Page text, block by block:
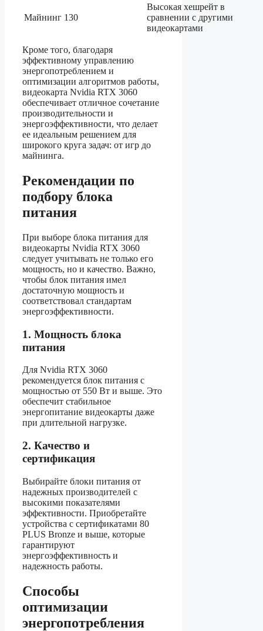
Майнинг 130
Высокая хешрейт в
сравнении с другими
видеокартами
Кроме того, благодаря
эффективному управлению
энергопотреблением и
оптимизации алгоритмов работы,
видеокарта Nvidia RTX 3060
обеспечивает отличное сочетание
производительности и
энергоэффективности, что делает
ее идеальным решением для
широкого круга задач: от игр до
майнинга.
Рекомендации по
подбору блока
питания
При выборе блока питания для
видеокарты Nvidia RTX 3060
следует учитывать не только его
мощность, но и качество. Важно,
чтобы блок питания имел
достаточную мощность и
соответствовал стандартам
энергоэффективности.
1. Мощность блока
питания
Для Nvidia RTX 3060
рекомендуется блок питания с
мощностью от 550 Вт и выше. Это
обеспечит стабильное
энергопитание видеокарты даже
при длительной нагрузке.
2. Качество и
сертификация
Выбирайте блоки питания от
надежных производителей с
высокими показателями
эффективности. Приобретайте
устройства с сертификатами 80
PLUS Bronze и выше, которые
гарантируют
энергоэффективность и
надежность работы.
Способы
оптимизации
энергопотребления